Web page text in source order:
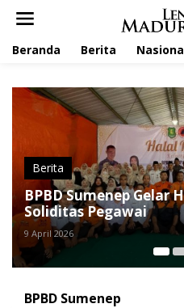
Beranda Berita
Halalbihalal, Perkuat
BPBD Sumenep